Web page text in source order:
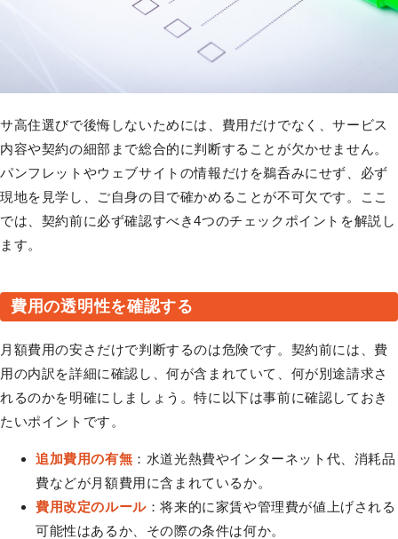
サ高住選びで後悔しないためには、費用だけでなく、サービス
内容や契約の細部まで総合的に判断することが欠かせません。
パンフレットやウェブサイトの情報だけを鵜呑みにせず、必ず
現地を見学し、ご自身の目で確かめることが不可欠です。ここ
では、契約前に必ず確認すべき4つのチェックポイントを解説し
ます。
費用の透明性を確認する
月額費用の安さだけで判断するのは危険です。契約前には、費
用の内訳を詳細に確認し、何が含まれていて、何が別途請求さ
れるのかを明確にしましょう。特に以下は事前に確認しておき
たいポイントです。
追加費用の有無 ：水道光熱費やインターネット代、消耗品
費などが月額費用に含まれているか。
費用改定のルール：将来的に家賃や管理費が値上げされる
可能性はあるか、その際の条件は何か。